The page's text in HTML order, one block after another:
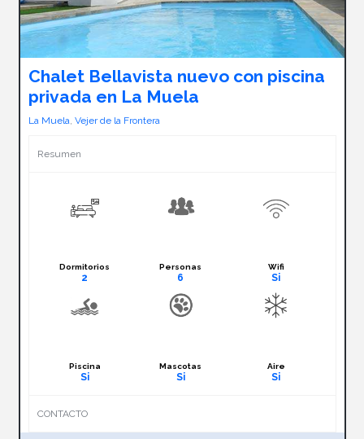
Chalet Bellavista nuevo con piscina
privada en La Muela
La Muela Vejer de la Frontera
Resumen
Dormitorios
2
Personas
6
Wifi
Si
Piscina
Si
Mascotas
Si
Aire
Si
CONTACTO